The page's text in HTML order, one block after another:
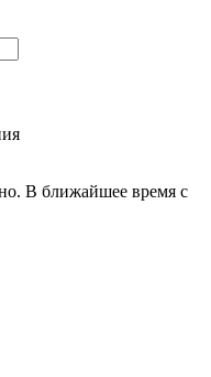
В ближайшее время с